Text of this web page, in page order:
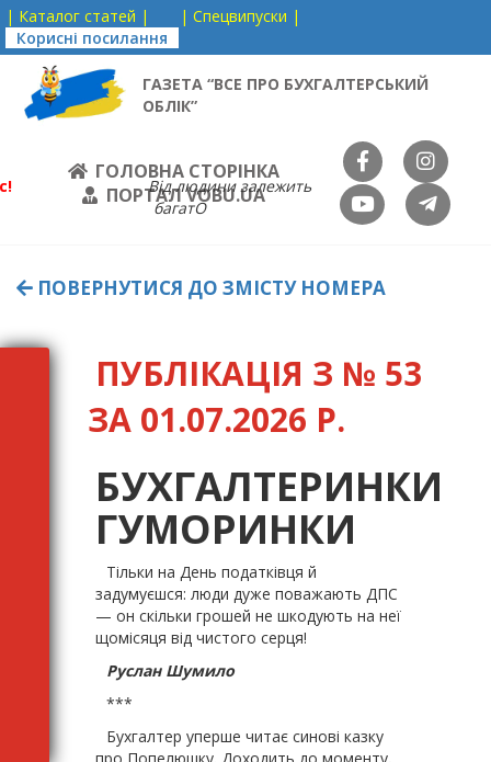
| Каталог статей |
| Спецвипуски |
Корисні посилання
ГАЗЕТА “ВСЕ ПРО БУХГАЛТЕРСЬКИЙ
ОБЛІК”
ГОЛОВНА СТОРІНКА
ПОРТАЛ VOBU.UA
Від людини залежить
багатО
ПОВЕРНУТИСЯ ДО ЗМІСТУ НОМЕРА
ПУБЛІКАЦІЯ З № 53
ЗА 01.07.2026 Р.
БУХГАЛТЕРИНКИ
ГУМОРИНКИ
Тільки на День податківця й
задумуєшся: люди дуже поважають ДПС
— он скільки грошей не шкодують на неї
щомісяця від чистого серця!
Руслан Шумило
***
Бухгалтер уперше читає синові казку